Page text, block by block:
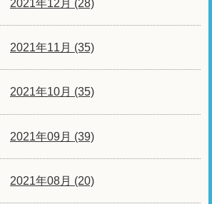
2021年12月 (28)
2021年11月 (35)
2021年10月 (35)
2021年09月 (39)
2021年08月 (20)